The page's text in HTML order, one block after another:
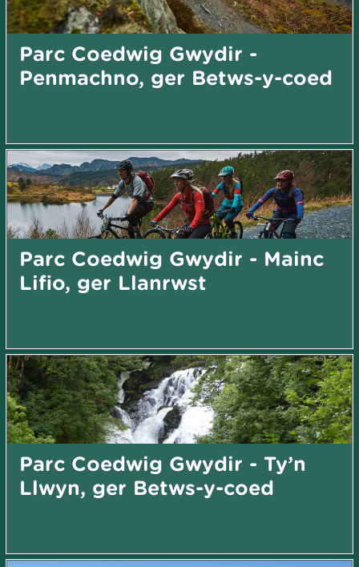
Parc Coedwig Gwydir -
Penmachno, ger Betws-y-coed
Parc Coedwig Gwydir - Mainc
Lifio, ger Llanrwst
Parc Coedwig Gwydir - Ty’n
Llwyn, ger Betws-y-coed